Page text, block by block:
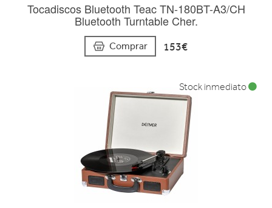
Tocadiscos Bluetooth Teac TN-180BT-A3/CH
Bluetooth Turntable Cher.
Comprar 153€
Stock inmediato